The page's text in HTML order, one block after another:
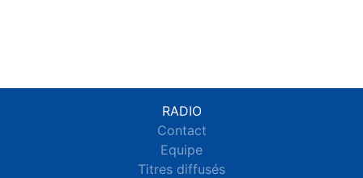
RADIO
Contact
Equipe
Titres diffusés